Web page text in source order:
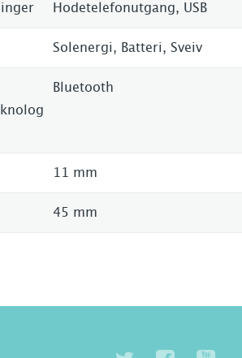
Hodetelefonutgang, USB
Solenergi, Batteri, Sveiv
Bluetooth
11 mm
45 mm